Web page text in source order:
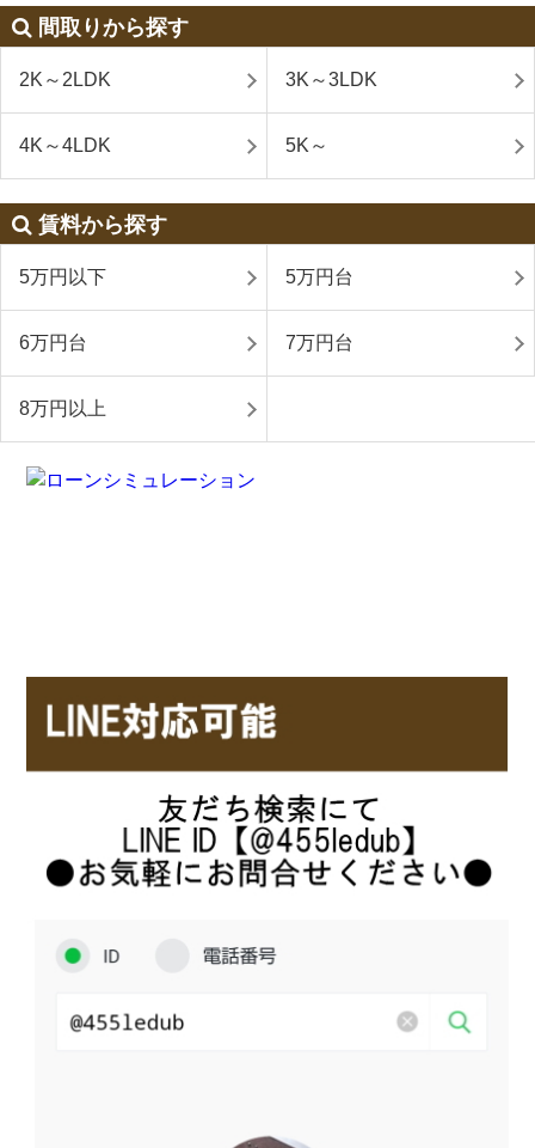
間取りから探す
2K～2LDK 3K～3LDK
4K～4LDK 5K～
賃料から探す
5万円以下 5万円台
6万円台 7万円台
8万円以上